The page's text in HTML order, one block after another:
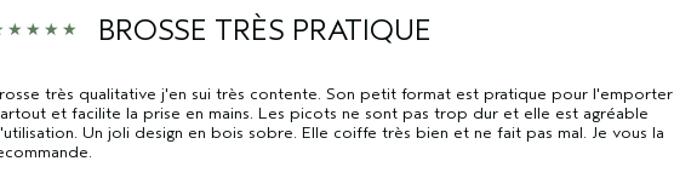
BROSSE TRÈS PRATIQUE
très qualitative j'en sui très contente. Son petit format est pratique pour l'emporter
et facilite la prise en mains. Les picots ne sont pas trop dur et elle est agréable
Un joli design en bois sobre. Elle coiffe très bien et ne fait pas mal. Je vous la